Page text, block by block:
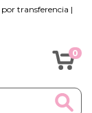
por transferencia |
0